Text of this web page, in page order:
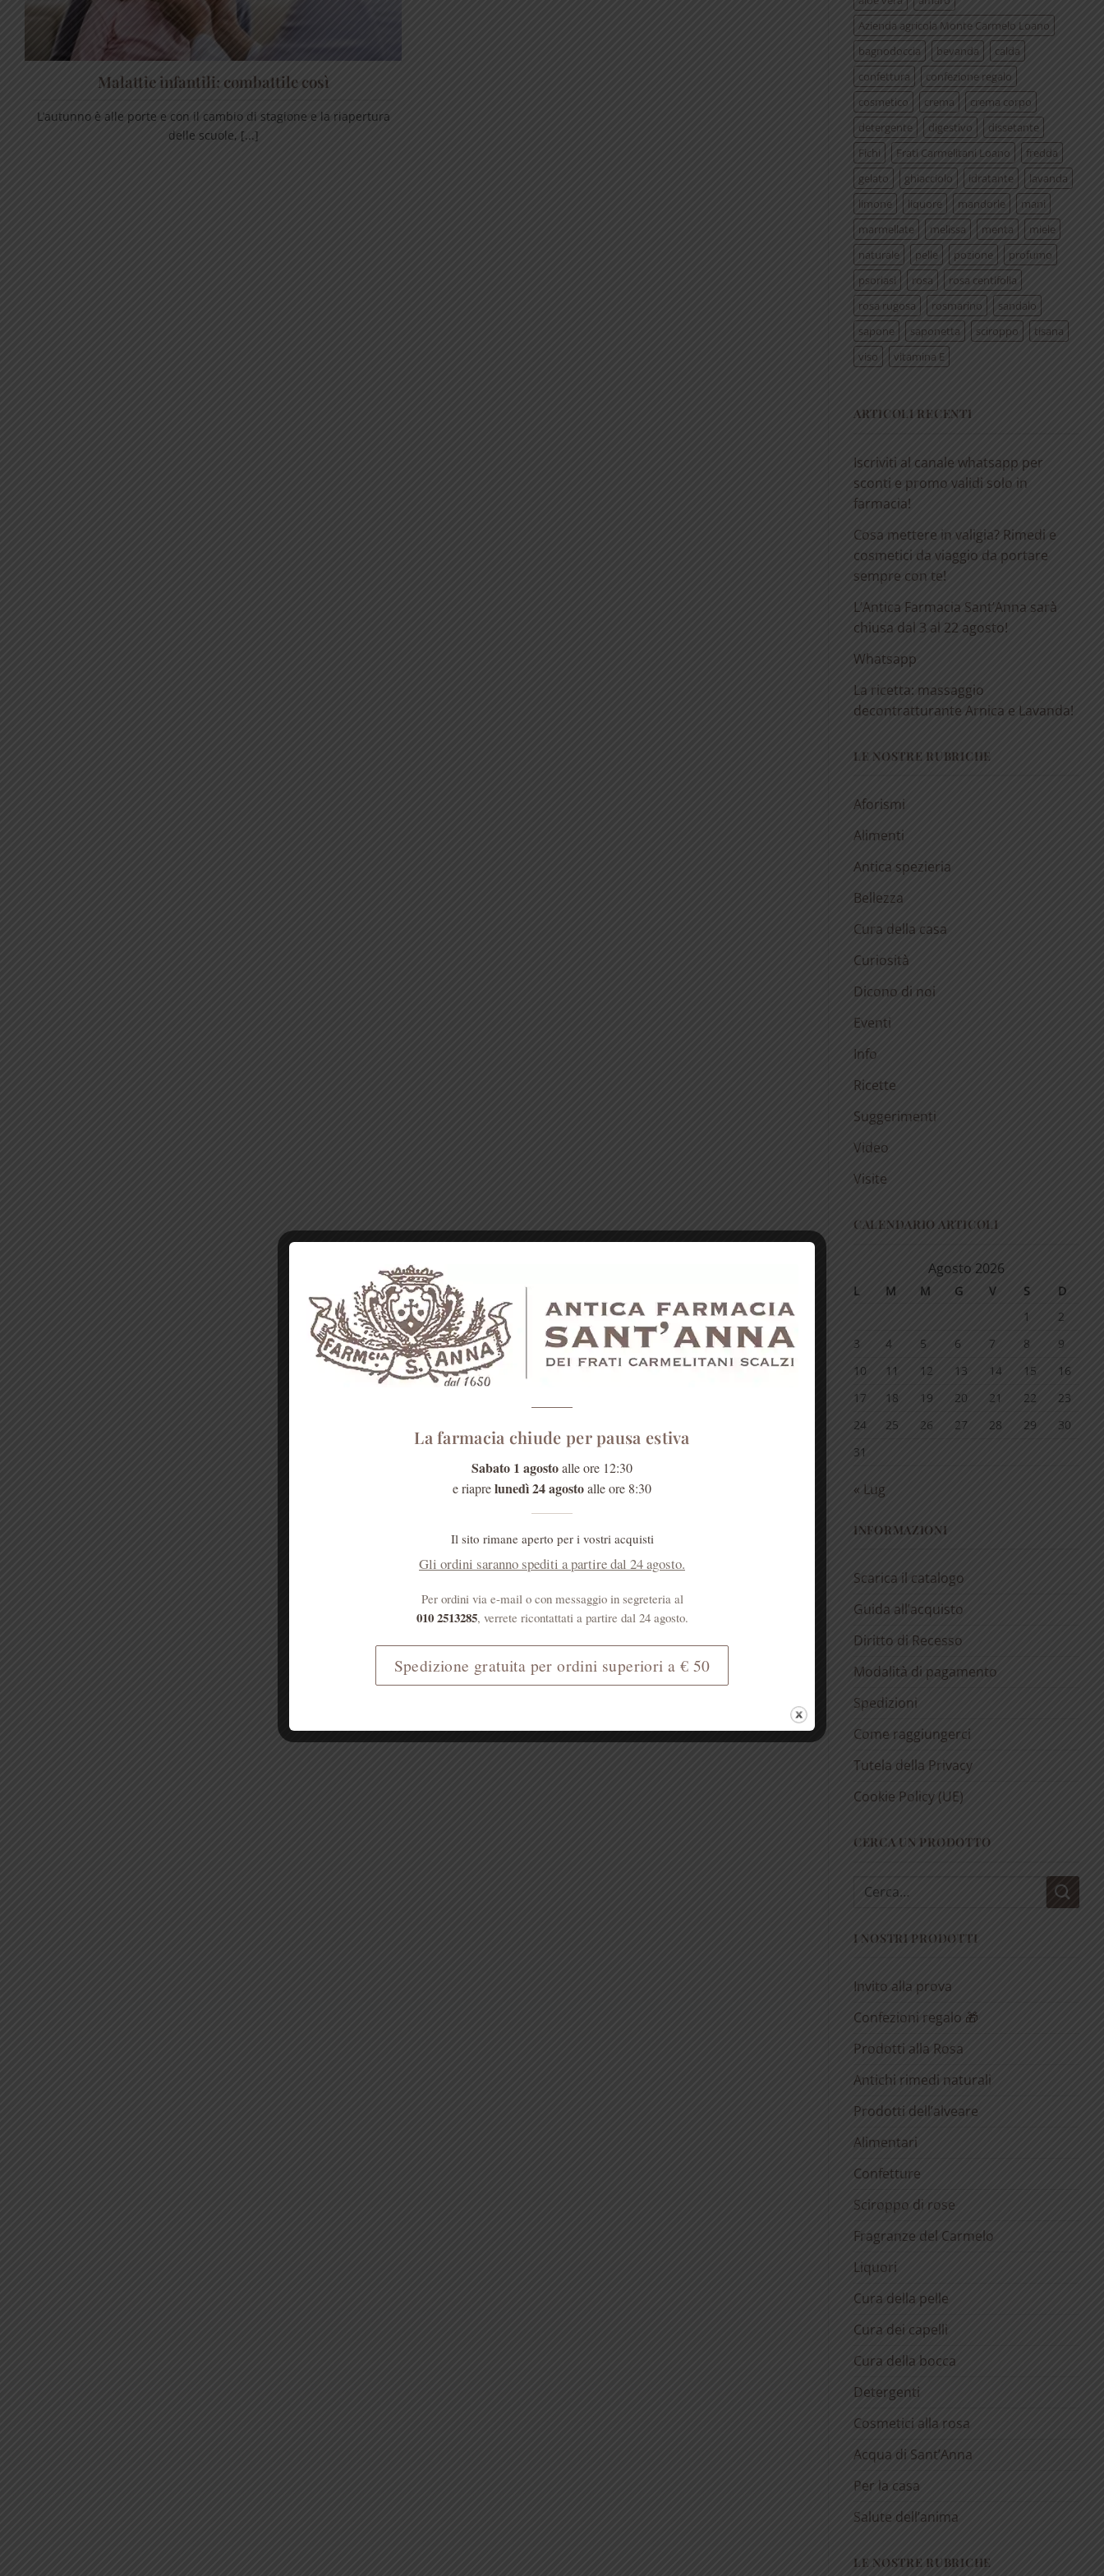
Malattie infantili: combattile così
L’autunno è alle porte e con il cambio di stagione e la riapertura
delle scuole, [...]
Azienda agricola Monte Carmelo Loano
bagnodoccia
bevanda
calda
confettura
confezione regalo
cosmetico
crema
crema corpo
detergente
digestivo
dissetante
Fichi
Frati Carmelitani Loano
fredda
gelato
ghiacciolo idratante
lavanda
limone
liquore mandorle
mani
marmellate
melissa menta
miele
naturale
pelle pozione
profumo
psoriasi
rosa
rosa centifolia
rosa rugosa
rosmarino
sandalo
sapone
saponetta sciroppo
tisana
viso
vitamina E
ARTICOLI RECENTI
Iscriviti al canale whatsapp per
sconti e promo validi solo in
farmacia!
Cosa mettere in valigia? Rimedi e
cosmetici da viaggio da portare
sempre con te!
L’Antica Farmacia Sant’Anna sarà
chiusa dal 3 al 22 agosto!
Whatsapp
La ricetta: massaggio
decontratturante Arnica e Lavanda!
LE NOSTRE RUBRICHE
Aforismi
Alimenti
Antica spezieria
Bellezza
Cura della casa
Curiosità
Dicono di noi
Eventi
Info
Ricette
Suggerimenti
Video
Visite
CALENDARIO ARTICOLI
Agosto 2026
L M M G V S
D
1
2
3
4 5 6 7 8
9
10
11 12 13 14 15
16
17
18 19 20 21 22
23
24
25 26 27 28 29
30
31
« Lug
INFORMAZIONI
Scarica il catalogo
Guida all’acquisto
Diritto di Recesso
Modalità di pagamento
Spedizioni
Come raggiungerci
Tutela della Privacy
Cookie Policy (UE)
CERCA UN PRODOTTO
Cerca:
I NOSTRI PRODOTTI
Invito alla prova
Confezioni regalo 🎁
Prodotti alla Rosa
Antichi rimedi naturali
Prodotti dell’alveare
Alimentari
Confetture
Sciroppo di rose
Fragranze del Carmelo
Liquori
Cura della pelle
Cura dei capelli
Cura della bocca
Detergenti
Cosmetici alla rosa
Acqua di Sant’Anna
Per la casa
Salute dell’anima
LE NOSTRE RUBRICHE
La farmacia chiude per pausa estiva
Sabato 1 agostoalle ore 12:30
e riaprelunedì 24 agostoalle ore 8:30
Il sito rimane aperto per i vostri acquisti
Gli ordini saranno spediti a partire dal 24 agosto.
Per ordini via e-mail o con messaggio in segreteria al
010 2513285, verrete ricontattati a partire dal 24 agosto.
Spedizione gratuita per ordini superiori a € 50